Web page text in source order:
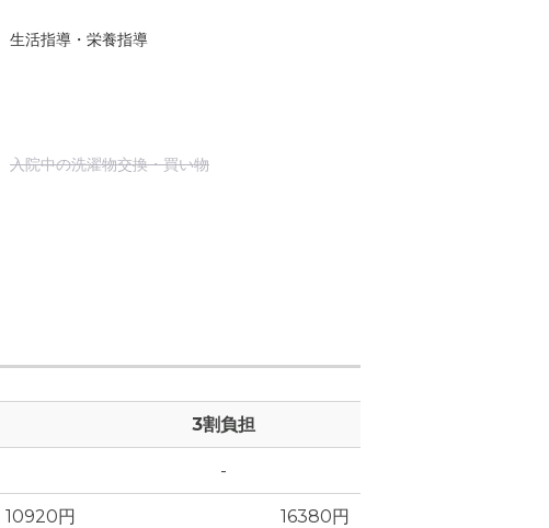
生活指導・栄養指導
入院中の洗濯物交換・買い物
3割負担
-
10920円 16380円